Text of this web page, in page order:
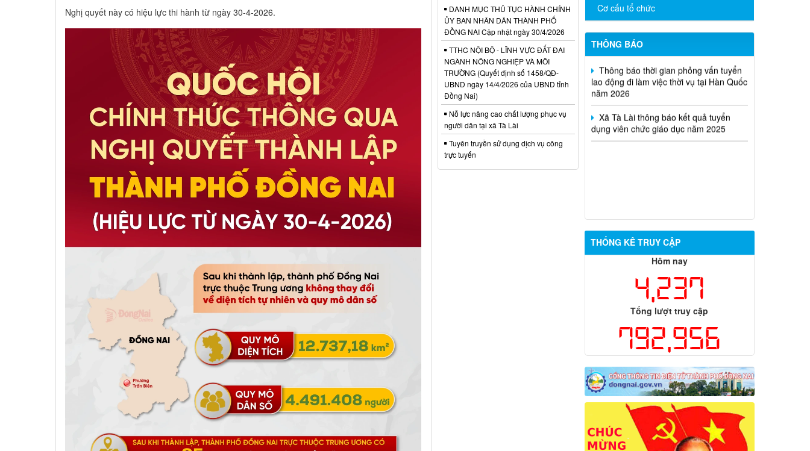
Nghị quyết này có hiệu lực thi hành từ ngày 30-4-2026.
Cơ cấu tổ chức
THÔNG BÁO
Tà Lài triển khai tiếp nhận hồ sơ miễn,
giảm học phí học kỳ II năm học 2025 –
2026 cho học sinh, sinh viên
Thông báo thời gian phỏng vấn tuyển
lao động đi làm việc thời vụ tại Hàn Quốc
năm 2026
Xã Tà Lài thông báo kết quả tuyển
dụng viên chức giáo dục năm 2025
THỐNG KÊ TRUY CẬP
Hôm nay
4,237
Tổng lượt truy cập
792,956
DANH MỤC THỦ TỤC HÀNH CHÍNH
ỦY BAN NHÂN DÂN THÀNH PHỐ
ĐỒNG NAI Cập nhật ngày 30/4/2026
TTHC NỘI BỘ - LĨNH VỰC ĐẤT ĐAI
NGÀNH NÔNG NGHIỆP VÀ MÔI
TRƯỜNG (Quyết định số 1458/QĐ-
UBND ngày 14/4/2026 của UBND tỉnh
Đồng Nai)
Nỗ lực nâng cao chất lượng phục vụ
người dân tại xã Tà Lài
Tuyên truyền sử dụng dịch vụ công
trực tuyến